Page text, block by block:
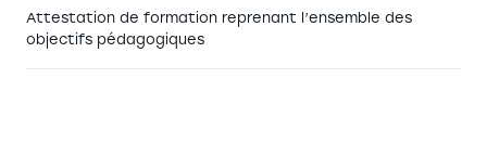
Attestation de formation reprenant l’ensemble des
objectifs pédagogiques